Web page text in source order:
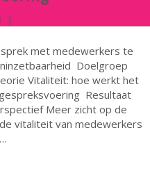
|
met medewerkers te
Doelgroep
Vitaliteit: hoe werkt het
Resultaat
Meer zicht op de
vitaliteit van medewerkers